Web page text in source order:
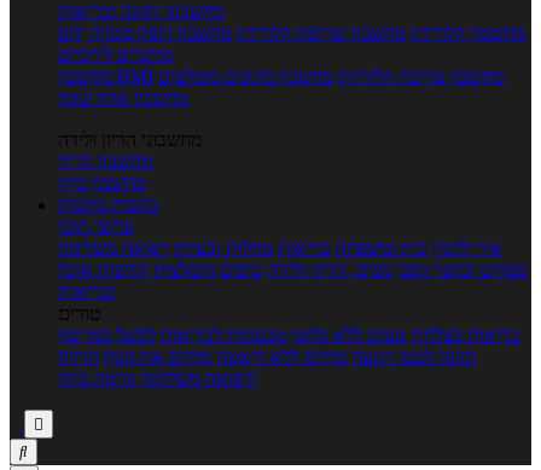
מחשבוני תזונה ובריאות
מחשבון קלוריות מחשבון שריפת קלוריות מחשבון דופק מטרה יחס
מותניים לירכיים
מחשבון BMI
מחשבון צריכת קלוריות מחשבון מינונים מומלצים
מחשבון אחוז שומן
מחשבוני הריון ולידה
מחשבון הריון
מחשבון ביוץ
כתבות כתבות
ערוצי תוכן
איך להכין בית ומשפחה בריאות מחלות ובעיות רפואה משלימה
ספורט וכושר גופני נשים, הריון ולידה טיפים והמלצות חדשות אוכל
ובריאות
טורים
בריאות בצלחת טעים ללא גלוטן טבעונות לבריאות לבשל כמו שף
תזונה לבטן רגועה מרזים ללא דיאטה מזיזים את הגוף הרזיה
ורפואה משלימה גורמה ביתי

